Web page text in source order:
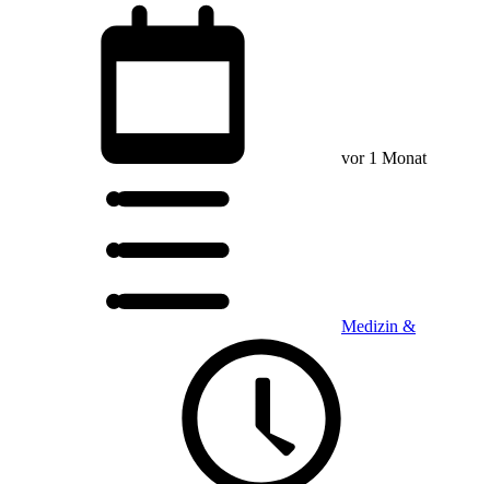
vor 1 Monat
Medizin &